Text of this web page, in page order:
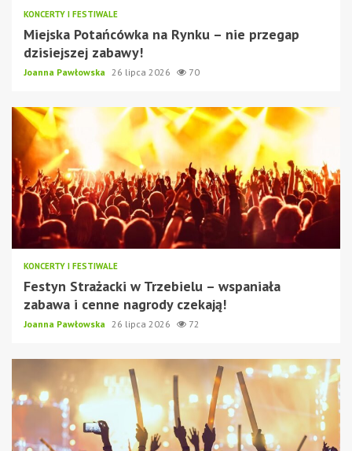
KONCERTY I FESTIWALE
Miejska Potańcówka na Rynku – nie przegap
dzisiejszej zabawy!
Joanna Pawłowska 26 lipca 2026 70
KONCERTY I FESTIWALE
Festyn Strażacki w Trzebielu – wspaniała
zabawa i cenne nagrody czekają!
Joanna Pawłowska 26 lipca 2026 72